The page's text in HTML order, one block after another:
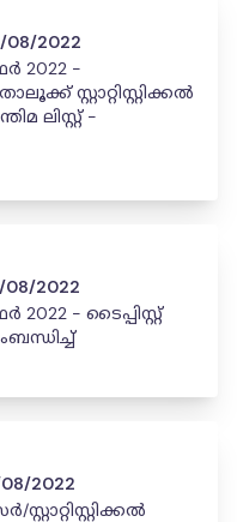
08/2022
-
08/2022
- ടൈപ്പിസ്റ്റ്
08/2022